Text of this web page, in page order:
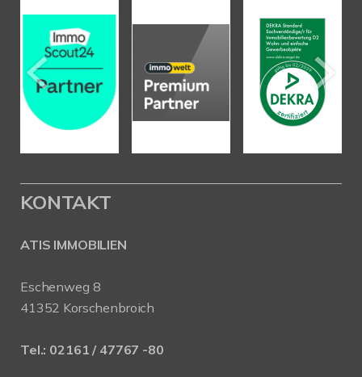
KONTAKT
ATIS IMMOBILIEN
Eschenweg 8
41352 Korschenbroich
Tel.: 02161 / 47767 -80